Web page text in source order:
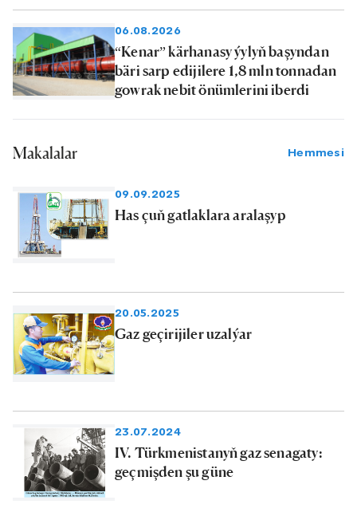
06.08.2026
“Kenar” kärhanasy ýylyň başyndan
bäri sarp edijilere 1,8 mln tonnadan
gowrak nebit önümlerini iberdi
Makalalar Hemmesi
09.09.2025
Has çuň gatlaklara aralaşyp
20.05.2025
Gaz geçirijiler uzalýar
23.07.2024
IV. Türkmenistanyň gaz senagaty:
geçmişden şu güne